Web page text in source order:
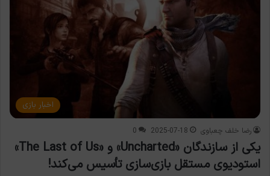
اخبار بازی
رضا خلف چعباوی 2025-07-18
0
یکی از سازندگان «Uncharted» و «The Last of Us»
استودیوی مستقل بازی‌سازی تأسیس می‌کند!